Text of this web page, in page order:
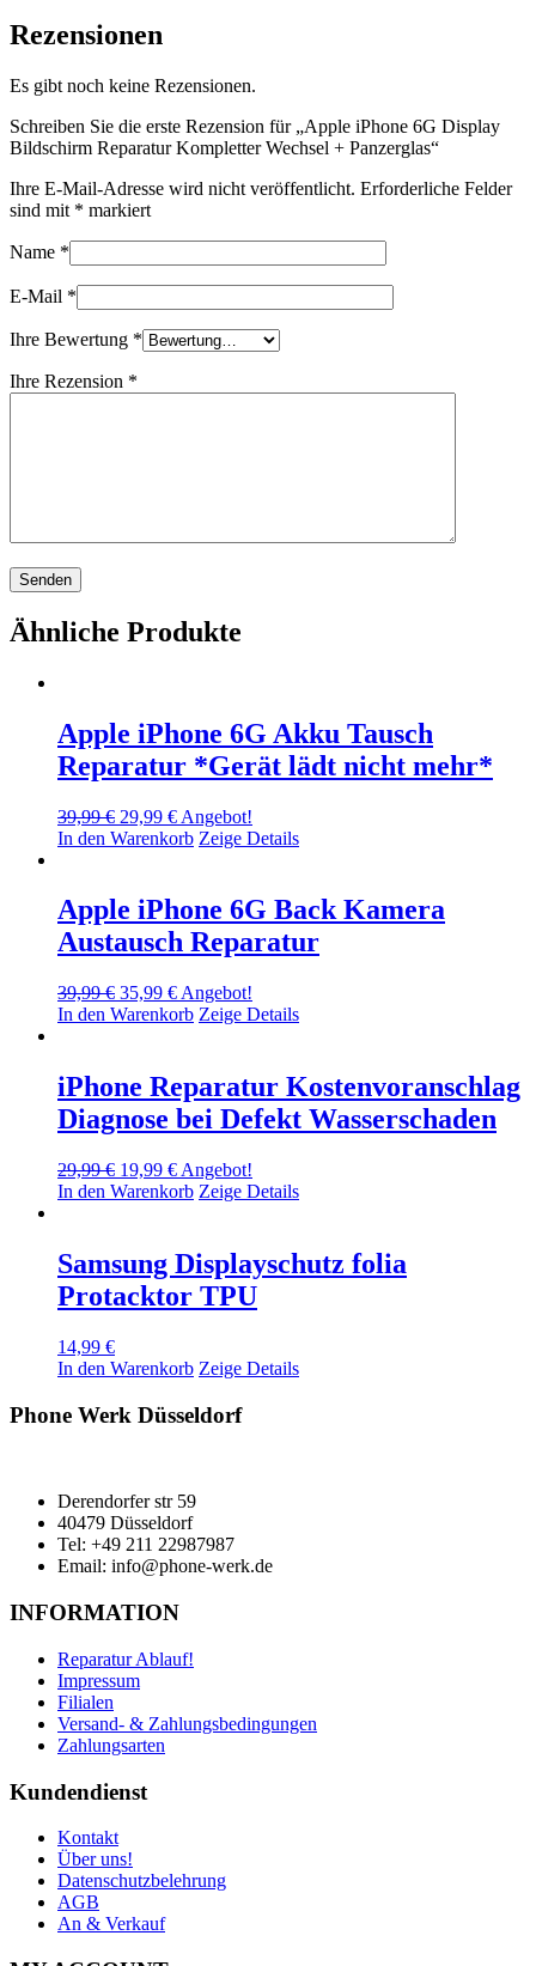
Rezensionen
Es gibt noch keine Rezensionen.
Schreiben Sie die erste Rezension für „Apple iPhone 6G Display
Bildschirm Reparatur Kompletter Wechsel + Panzerglas“
Ihre E-Mail-Adresse wird nicht veröffentlicht. Erforderliche Felder
sind mit * markiert
Name *
E-Mail *
Ihre Bewertung *
Ihre Rezension *
Ähnliche Produkte
Apple iPhone 6G Akku Tausch
Reparatur *Gerät lädt nicht mehr*
39,99€ Ursprünglicher
Preis
29,99 €Aktueller
Preis
Angebot!
In den Warenkorb Zeige Details
Apple iPhone 6G Back Kamera
Austausch Reparatur
39,99€ Ursprünglicher
Preis
35,99 €Aktueller
Preis
Angebot!
In den Warenkorb Zeige Details
iPhone Reparatur Kostenvoranschlag
Diagnose bei Defekt Wasserschaden
29,99€ Ursprünglicher
Preis
19,99 €Aktueller
Preis
Angebot!
In den Warenkorb Zeige Details
Samsung Displayschutz folia
Protacktor TPU
14,99 €
In den Warenkorb Zeige Details
Phone Werk Düsseldorf
Derendorfer str 59
40479 Düsseldorf
Tel: +49 211 22987987
Email: info@phone-werk.de
INFORMATION
Reparatur Ablauf!
Impressum
Filialen
Versand- & Zahlungsbedingungen
Zahlungsarten
Kundendienst
Kontakt
Über uns!
Datenschutzbelehrung
AGB
An & Verkauf